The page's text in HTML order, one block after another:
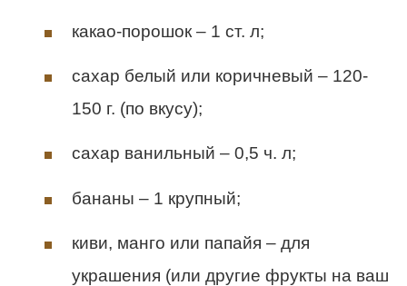
какао-порошок – 1 ст. л;
сахар белый или коричневый – 120-
150 г. (по вкусу);
сахар ванильный – 0,5 ч. л;
бананы – 1 крупный;
киви, манго или папайя – для
украшения (или другие фрукты на ваш